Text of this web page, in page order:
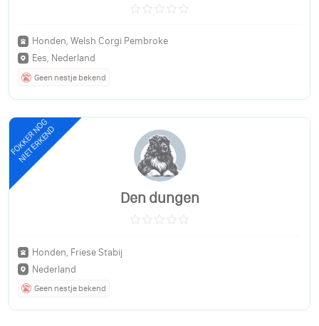
Honden, Welsh Corgi Pembroke
Ees, Nederland
Geen nestje bekend
FOKKER NOG
NIET ERKEND
Den dungen
Honden, Friese Stabij
Nederland
Geen nestje bekend